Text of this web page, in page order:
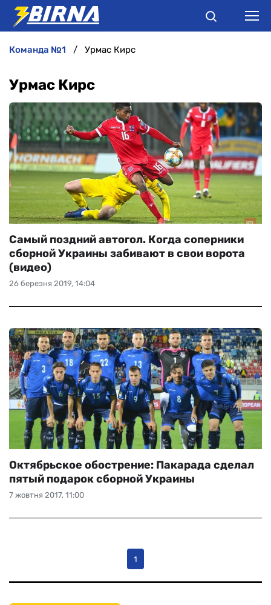
АНАЛІТИКА
ІНТЕРВ'Ю
РІЗНЕ
БУКМЕКЕРИ
команда №1 Урмас Кирс
Урмас Кирс
26 березня 2019, 14:04
Самый поздний автогол. Когда соперники
сборной Украины забивают в свои ворота
(видео)
7 жовтня 2017, 11:00
Октябрьское обострение: Пакарада сделал
пятый подарок сборной Украины
1